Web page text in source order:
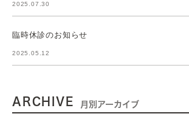
2025.07.30
臨時休診のお知らせ
2025.05.12
ARCHIVE 月別アーカイブ